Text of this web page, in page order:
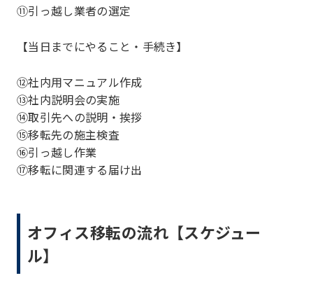
⑪引っ越し業者の選定
【当日までにやること・手続き】
⑫社内用マニュアル作成
⑬社内説明会の実施
⑭取引先への説明・挨拶
⑮移転先の施主検査
⑯引っ越し作業
⑰移転に関連する届け出
オフィス移転の流れ【スケジュー
ル】